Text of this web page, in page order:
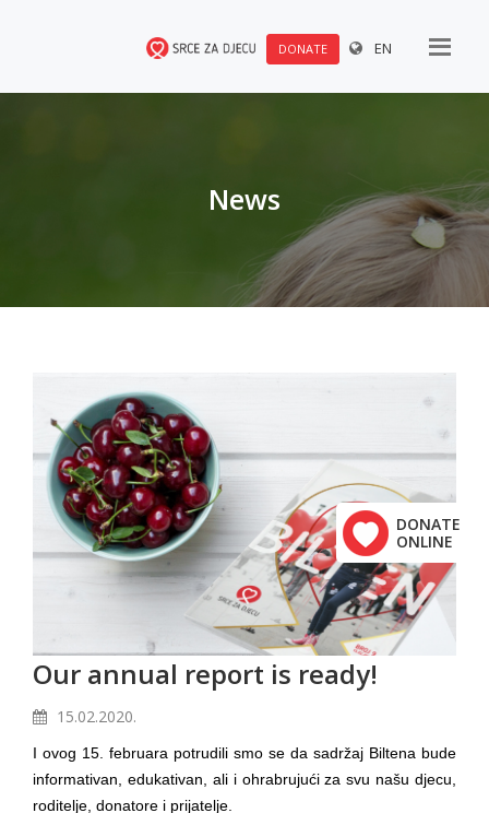
DONATE EN
DONATE
ONLINE
News
Our annual report is ready!
15.02.2020.
I ovog 15. februara potrudili smo se da sadržaj Biltena bude
informativan, edukativan, ali i ohrabrujući za svu našu djecu,
roditelje, donatore i prijatelje.